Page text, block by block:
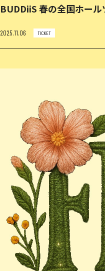
BUDDiiS 春の全国ホー
2025.11.06 TICKET